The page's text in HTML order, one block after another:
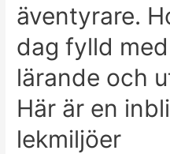
äventyrare.
dag fylld
lärande och
Här är en
lekmiljöer